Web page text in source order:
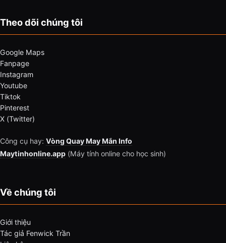
Theo dõi chúng tôi
Google Maps
Fanpage
Instagram
Youtube
Tiktok
Pinterest
X (Twitter)
Công cụ hay: Vòng Quay May Mắn Info
Maytinhonline.app (Máy tính online cho học sinh)
Về chúng tôi
Giới thiệu
Tác giả Fenwick Trần